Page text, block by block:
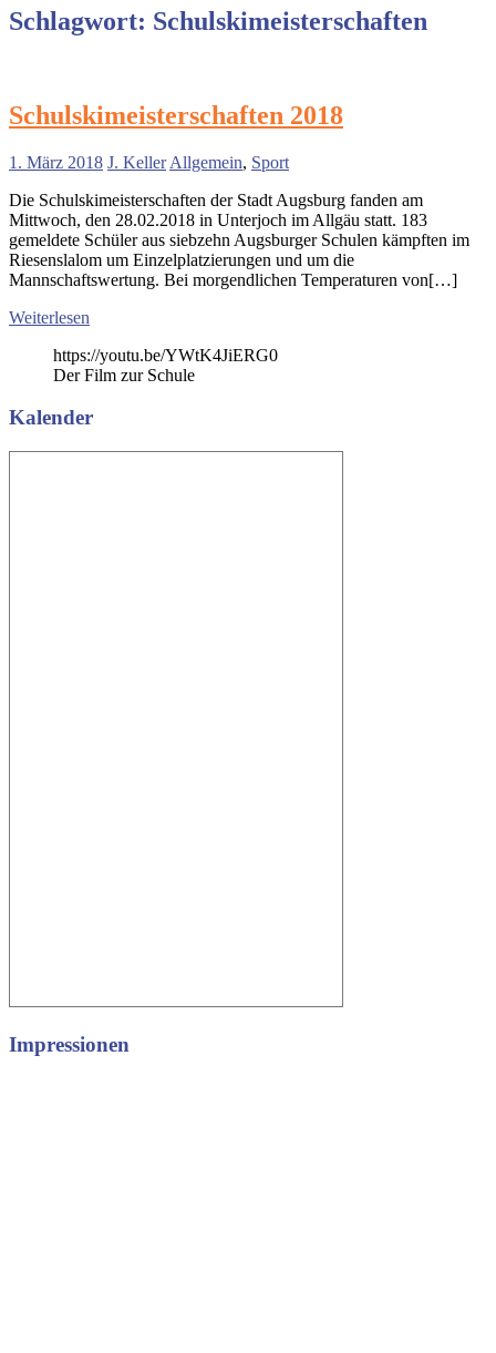
Schlagwort: Schulskimeisterschaften
Schulskimeisterschaften 2018
1. März 2018 J. Keller Allgemein, Sport
Die Schulskimeisterschaften der Stadt Augsburg fanden am
Mittwoch, den 28.02.2018 in Unterjoch im Allgäu statt. 183
gemeldete Schüler aus siebzehn Augsburger Schulen kämpften im
Riesenslalom um Einzelplatzierungen und um die
Mannschaftswertung. Bei morgendlichen Temperaturen von[…]
Weiterlesen
https://youtu.be/YWtK4JiERG0
Der Film zur Schule
Kalender
Impressionen